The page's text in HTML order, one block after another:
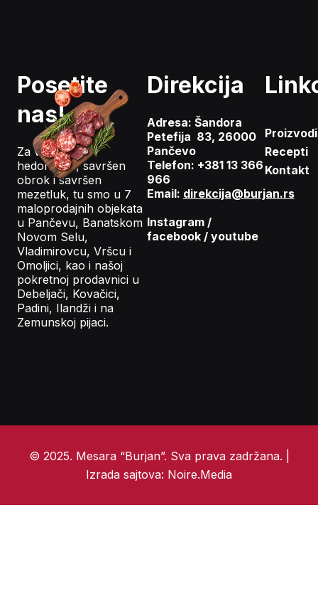
Posetite
nas!
Za vaš gastro
hedonizam, savršen
obrok i savršen
mezetluk, tu smo u 7
maloprodajnih objekata
u Pančevu, Banatskom
Novom Selu,
Vladimirovcu, Vršcu i
Omoljici, kao i našoj
pokretnoj prodavnici u
Debeljači, Kovačici,
Padini, Ilandži i na
Zemunskoj pijaci.
Direkcija
Adresa: Šandora
Petefija 83, 26000
Pančevo
Telefon: +381 13 366
966
Email: direkcija@burjan.rs
Instagram/
facebook/ youtube
Proizvodi
Recepti
Kontakt
© 2025. Mesara “Burjan”. Sva prava zadržana. |
Izrada sajtova: Noire.Media